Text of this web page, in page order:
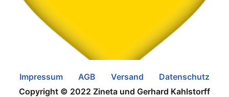
Impressum AGB Versand
Datenschutz
Copyright © 2022 Zineta und Gerhard Kahlstorff